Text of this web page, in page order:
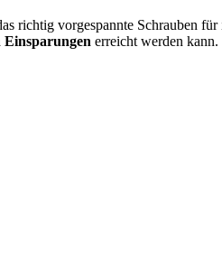
richtig vorgespannte Schrauben
erreicht werden